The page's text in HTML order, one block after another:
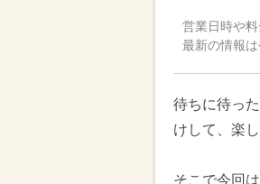
営業日時や
最新の情報は
待ちに待っ
けして、楽
そこで今回